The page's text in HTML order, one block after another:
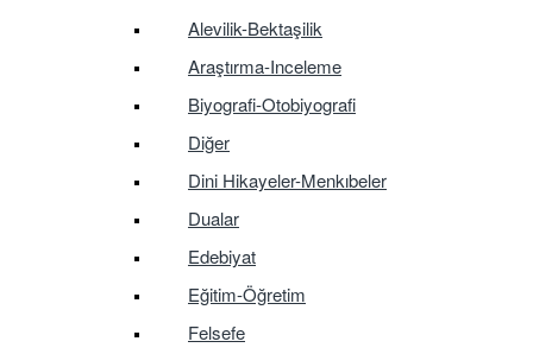
Alevilik-Bektaşilik
Araştırma-Inceleme
Biyografi-Otobiyografi
Diğer
Dini Hikayeler-Menkıbeler
Dualar
Edebiyat
Eğitim-Öğretim
Felsefe